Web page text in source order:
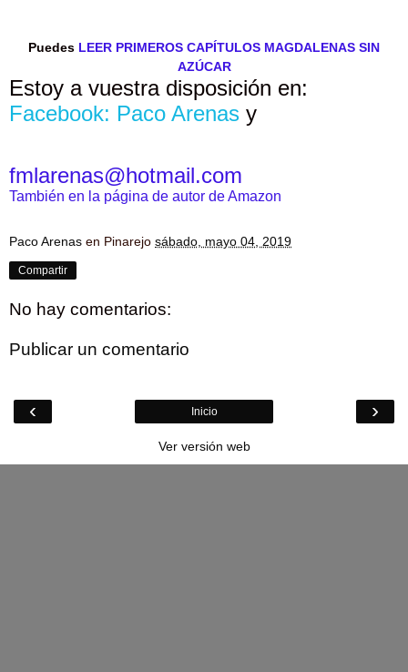
Puedes LEER PRIMEROS CAPÍTULOS MAGDALENAS SIN
AZÚCAR
Estoy a vuestra disposición en:
Facebook: Paco Arenas y
fmlarenas@hotmail.com
También en la página de autor de Amazon
Paco Arenas en Pinarejo sábado, mayo 04, 2019
Compartir
No hay comentarios:
Publicar un comentario
‹ ›
Inicio
Ver versión web